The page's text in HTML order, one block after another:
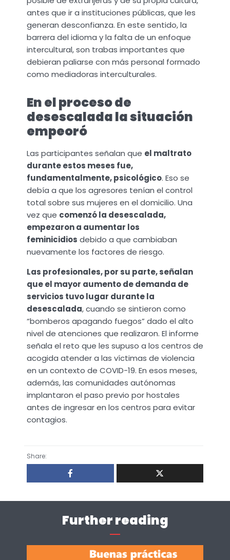
antes que ir a instituciones públicas, que les
generan desconfianza. En este sentido, la
barrera del idioma y la falta de un enfoque
intercultural, son trabas importantes que
debieran paliarse con más personal formado
como mediadoras interculturales.
En el proceso de
desescalada la situación
empeoró
Las participantes señalan que el maltrato
durante estos meses fue,
fundamentalmente, psicológico. Eso se
debía a que los agresores tenían el control
total sobre sus mujeres en el domicilio. Una
vez que comenzó la desescalada,
empezaron a aumentar los
feminicidios debido a que cambiaban
nuevamente los factores de riesgo.
Las profesionales, por su parte, señalan
que el mayor aumento de demanda de
servicios tuvo lugar durante la
desescalada, cuando se sintieron como
“bomberos apagando fuegos” dado el alto
nivel de atenciones que realizaron. El informe
señala el reto que les supuso a los centros de
acogida atender a las víctimas de violencia
en un contexto de COVID-19. En esos meses,
además, las comunidades autónomas
implantaron el paso previo por hostales
antes de ingresar en los centros para evitar
contagios.
Share:
Further reading